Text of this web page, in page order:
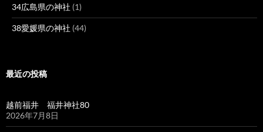
34広島県の神社 (1)
38愛媛県の神社 (44)
最近の投稿
越前福井 福井神社80
2026年7月8日